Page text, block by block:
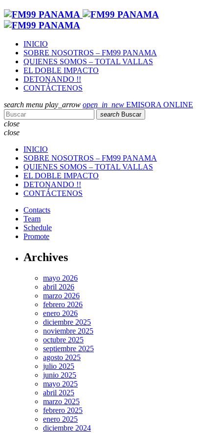
INICIO
SOBRE NOSOTROS – FM99 PANAMA
QUIENES SOMOS – TOTAL VALLAS
EL DOBLE IMPACTO
DETONANDO !!
CONTÁCTENOS
search menu play_arrow open_in_new EMISORA ONLINE
search Buscar
close
close
INICIO
SOBRE NOSOTROS – FM99 PANAMA
QUIENES SOMOS – TOTAL VALLAS
EL DOBLE IMPACTO
DETONANDO !!
CONTÁCTENOS
Contacts
Team
Schedule
Promote
Archives
mayo 2026
abril 2026
marzo 2026
febrero 2026
enero 2026
diciembre 2025
noviembre 2025
octubre 2025
septiembre 2025
agosto 2025
julio 2025
junio 2025
mayo 2025
abril 2025
marzo 2025
febrero 2025
enero 2025
diciembre 2024